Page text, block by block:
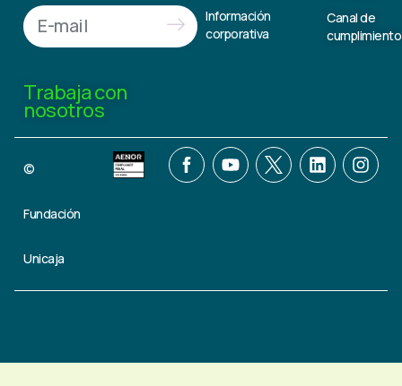
Trabaja con
nosotros
Información
corporativa
Canal de
cumplimiento
©
Fundación
Unicaja